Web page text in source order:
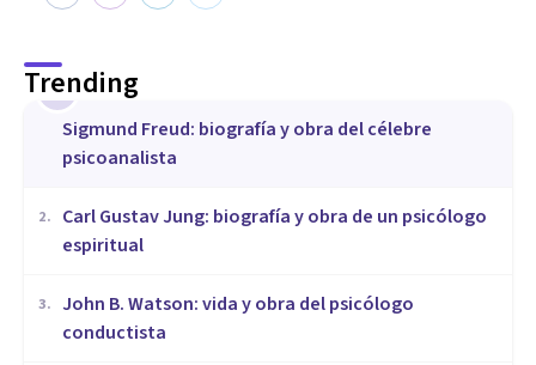
Trending
1
Sigmund Freud: biografía y obra del célebre
psicoanalista
2.
​Carl Gustav Jung: biografía y obra de un psicólogo
espiritual
3. John B. Watson: vida y obra del psicólogo
conductista